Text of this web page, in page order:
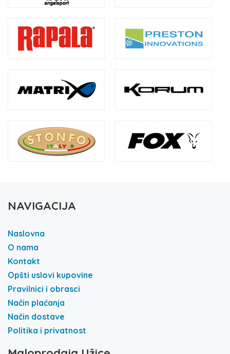
NAVIGACIJA
Naslovna
O nama
Kontakt
Opšti uslovi kupovine
Pravilnici i obrasci
Način plaćanja
Način dostave
Politika i privatnost